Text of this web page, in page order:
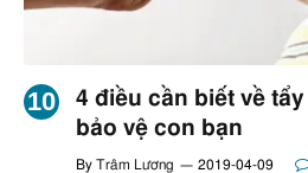
4 điều cần biết về
bảo vệ con bạn
By Trâm Lương 2019-04-09